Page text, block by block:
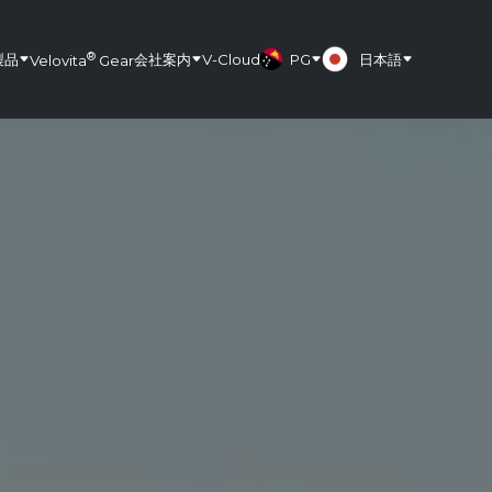
品 Velovita® Gear会社案内 V-Cloud PG 日本語